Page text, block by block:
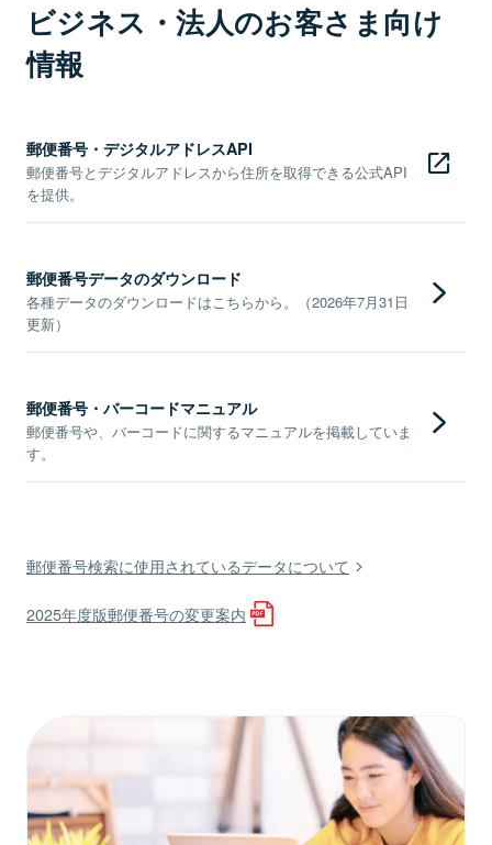
ビジネス・法人のお客さま向け
情報
郵便番号・デジタルアドレスAPI
郵便番号とデジタルアドレスから住所を取得できる公式API
を提供。
郵便番号データのダウンロード
各種データのダウンロードはこちらから。（2026年7月31日
更新）
郵便番号・バーコードマニュアル
郵便番号や、バーコードに関するマニュアルを掲載していま
す。
郵便番号検索に使用されているデータについて
2025年度版郵便番号の変更案内